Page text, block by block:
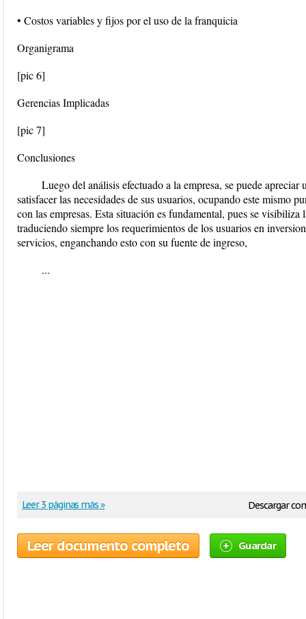
• Costos variables y fijos por el uso de la franquicia
Organigrama
[pic 6]
Gerencias Implicadas
[pic 7]
Conclusiones
Luego del análisis efectuado a la empresa, se puede
satisfacer las necesidades de sus usuarios, ocupando este mismo
con las empresas. Esta situación es fundamental, pues se
traduciendo siempre los requerimientos de los usuarios en
servicios, enganchando esto con su fuente de ingreso,
...
Descargar
Leer 3 páginas más »
Leer documento completo Guardar